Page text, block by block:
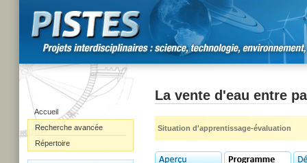
Accueil
Recherche avancée
Répertoire
La vente d'eau entre
Situation d'apprentissage-évaluation